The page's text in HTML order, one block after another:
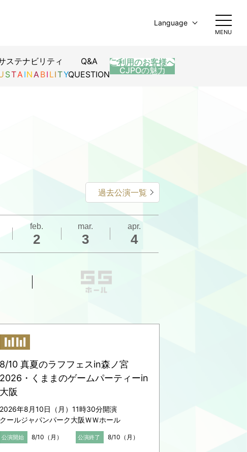
MENU
Language
简体中文
ステナビリティ
ST A I N A B I LITY
Q&A
QUESTION
ご利用のお客様へ
CJPOの魅力
過去公演一覧
feb.
2
mar.
3
apr.
4
8/10 真夏のラフフェスin森ノ宮
2026・くままのゲームパーティーin
大阪
2026年8月10日（月）11時30分開演
クールジャパンパーク大阪ＷＷホール
公演開始 8/10（月） 公演終了 8/10（月）
ズ王～正解
ス フィナー